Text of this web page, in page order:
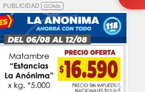
PUBLICIDAD GCAds